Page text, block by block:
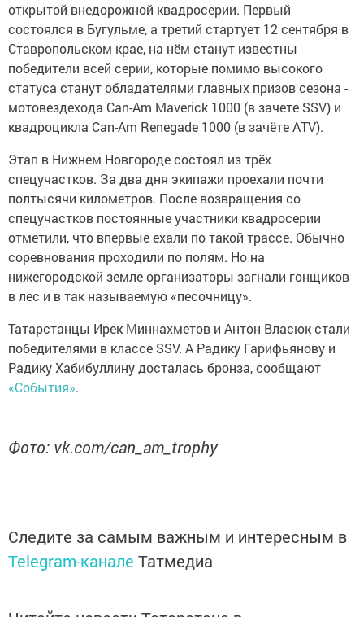
открытой внедорожной квадросерии. Первый
состоялся в Бугульме, а третий стартует 12 сентября в
Ставропольском крае, на нём станут известны
победители всей серии, которые помимо высокого
статуса станут обладателями главных призов сезона -
мотовездехода Can-Am Maverick 1000 (в зачете SSV) и
квадроцикла Can-Am Renegade 1000 (в зачёте ATV).
Этап в Нижнем Новгороде состоял из трёх
спецучастков. За два дня экипажи проехали почти
полтысячи километров. После возвращения со
спецучастков постоянные участники квадросерии
отметили, что впервые ехали по такой трассе. Обычно
соревнования проходили по полям. Но на
нижегородской земле организаторы загнали гонщиков
в лес и в так называемую «песочницу».
Татарстанцы Ирек Миннахметов и Антон Власюк стали
победителями в классе SSV. А Радику Гарифьянову и
Радику Хабибуллину досталась бронза, сообщают
«События».
Фото: vk.com/can_am_trophy
Следите за самым важным и интересным в
Telegram-канале Татмедиа